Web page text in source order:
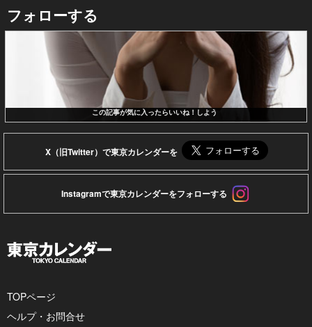
フォローする
この記事が気に入ったらいいね！しよう
X（旧Twitter）で東京カレンダーを
Instagramで東京カレンダーをフォローする
TOPページ
ヘルプ・お問合せ